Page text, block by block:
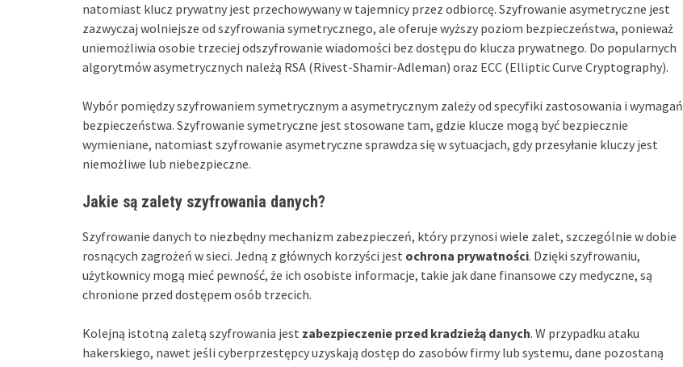
natomiast klucz prywatny jest przechowywany w tajemnicy przez odbiorcę. Szyfrowanie asymetryczne jest
zazwyczaj wolniejsze od szyfrowania symetrycznego, ale oferuje wyższy poziom bezpieczeństwa, ponieważ
uniemożliwia osobie trzeciej odszyfrowanie wiadomości bez dostępu do klucza prywatnego. Do popularnych
algorytmów asymetrycznych należą RSA (Rivest-Shamir-Adleman) oraz ECC (Elliptic Curve Cryptography).
Wybór pomiędzy szyfrowaniem symetrycznym a asymetrycznym zależy od specyfiki zastosowania i wymagań
bezpieczeństwa. Szyfrowanie symetryczne jest stosowane tam, gdzie klucze mogą być bezpiecznie
wymieniane, natomiast szyfrowanie asymetryczne sprawdza się w sytuacjach, gdy przesyłanie kluczy jest
niemożliwe lub niebezpieczne.
Jakie są zalety szyfrowania danych?
Szyfrowanie danych to niezbędny mechanizm zabezpieczeń, który przynosi wiele zalet, szczególnie w dobie
rosnących zagrożeń w sieci. Jedną z głównych korzyści jest ochrona prywatności. Dzięki szyfrowaniu,
użytkownicy mogą mieć pewność, że ich osobiste informacje, takie jak dane finansowe czy medyczne, są
chronione przed dostępem osób trzecich.
Kolejną istotną zaletą szyfrowania jest zabezpieczenie przed kradzieżą danych. W przypadku ataku
hakerskiego, nawet jeśli cyberprzestępcy uzyskają dostęp do zasobów firmy lub systemu, dane pozostaną